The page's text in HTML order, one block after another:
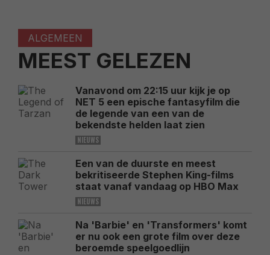
ALGEMEEN
MEEST GELEZEN
Vanavond om 22:15 uur kijk je op
NET 5 een epische fantasyfilm die
de legende van een van de
bekendste helden laat zien
NIEUWS
Een van de duurste en meest
bekritiseerde Stephen King-films
staat vanaf vandaag op HBO Max
NIEUWS
Na 'Barbie' en 'Transformers' komt
er nu ook een grote film over deze
beroemde speelgoedlijn